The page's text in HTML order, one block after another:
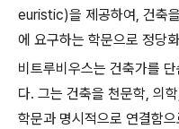
euristic)을 제공하여, 건축
에 요구하는 학문으로 정당
비트루비우스는 건축가를
다. 그는 건축을 천문학, 의
학문과 명시적으로 연결함